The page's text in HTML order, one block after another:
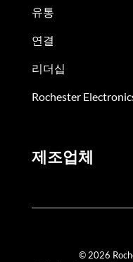
유통
연결
리더십
Rochester
제조업체
© 2026